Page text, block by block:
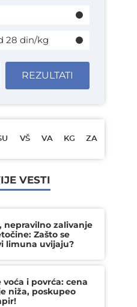
28 din/kg
REZULTATI
VŠ VA KG ZA
VESTI
nepravilno zalivanje
Zašto se
limuna uvijaju?
voća i povrća: cena
niža, poskupeo